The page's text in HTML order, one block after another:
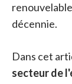
décennie.
Dans cet
secteur de